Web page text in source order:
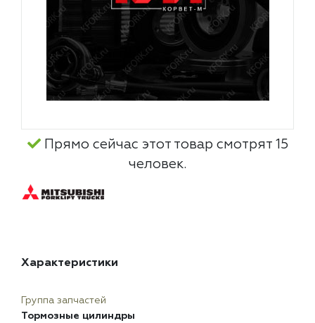
Прямо сейчас этот товар смотрят 15
человек.
Характеристики
Группа запчастей
Тормозные цилиндры